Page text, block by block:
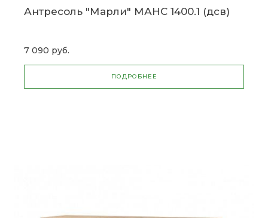
Антресоль "Марли" МАНС 1400.1 (дсв)
7 090 руб.
ПОДРОБНЕЕ